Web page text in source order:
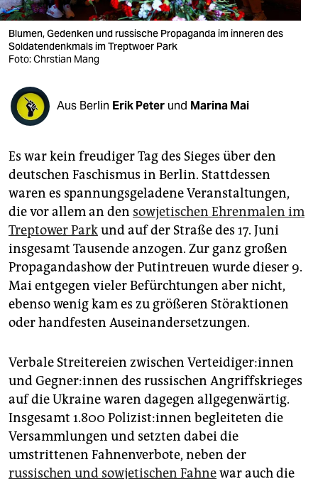
verlag
verlag
shop
fragen & hilfe
unterstützen
abo
genossenschaft
epaper login
Blumen, Gedenken und russische Propaganda im inneren des
Soldatendenkmals im Treptwoer Park
Foto: Chrstian Mang
Aus Berlin Erik Peter und Marina Mai
Es war kein freudiger Tag des Sieges über den
deutschen Faschismus in Berlin. Stattdessen
waren es spannungsgeladene Veranstaltungen,
die vor allem an den sowjetischen Ehrenmalen im
Treptower Parkund auf der Straße des 17. Juni
insgesamt Tausende anzogen. Zur ganz großen
Propagandashow der Putintreuen wurde dieser 9.
Mai entgegen vieler Befürchtungen aber nicht,
ebenso wenig kam es zu größeren Störaktionen
oder handfesten Auseinandersetzungen.
Verbale Streitereien zwischen Ver­tei­di­ge­r:in­nen
und Geg­ne­r:in­nen des russischen Angriffskrieges
auf die Ukraine waren dagegen allgegenwärtig.
Insgesamt 1.800 Po­li­zis­t:in­nen begleiteten die
Versammlungen und setzten dabei die
umstrittenen Fahnenverbote, neben der
russischen und sowjetischen Fahnewar auch die